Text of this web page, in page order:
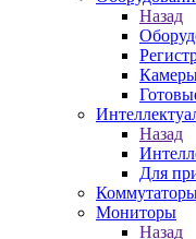
Назад
Назад
Для
Мониторы
Назад